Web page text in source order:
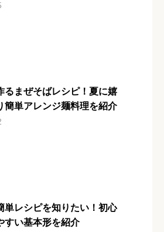
るまぜそばレシピ！夏に嬉
簡単アレンジ麺料理を紹介
単レシピを知りたい！初心
すい基本形を紹介